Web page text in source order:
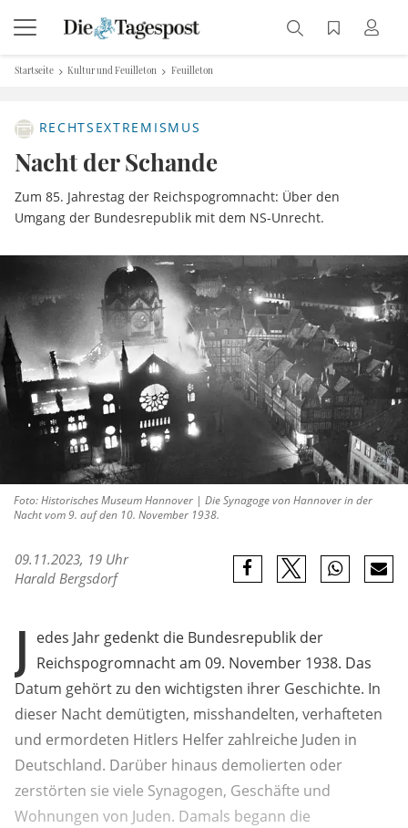
Startseite Kultur und Feuilleton Feuilleton
RECHTSEXTREMISMUS
Nacht der Schande
Zum 85. Jahrestag der Reichspogromnacht: Über den
Umgang der Bundesrepublik mit dem NS-Unrecht.
Foto: Historisches Museum Hannover | Die Synagoge von Hannover in der
Nacht vom 9. auf den 10. November 1938.
09.11.2023, 19 Uhr
Harald Bergsdorf
J edes Jahr gedenkt die Bundesrepublik der
Reichspogromnacht am 09. November 1938. Das
Datum gehört zu den wichtigsten ihrer Geschichte. In
dieser Nacht demütigten, misshandelten, verhafteten
und ermordeten Hitlers Helfer zahlreiche Juden in
Deutschland. Darüber hinaus demolierten oder
zerstörten sie viele Synagogen, Geschäfte und
Wohnungen von Juden. Damals begann die